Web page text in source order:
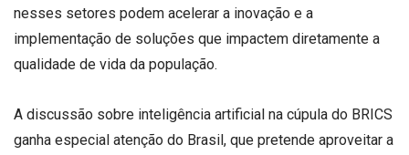
nesses setores podem acelerar a inovação e a
implementação de soluções que impactem diretamente a
qualidade de vida da população.
A discussão sobre inteligência artificial na cúpula do BRICS
ganha especial atenção do Brasil, que pretende aproveitar a